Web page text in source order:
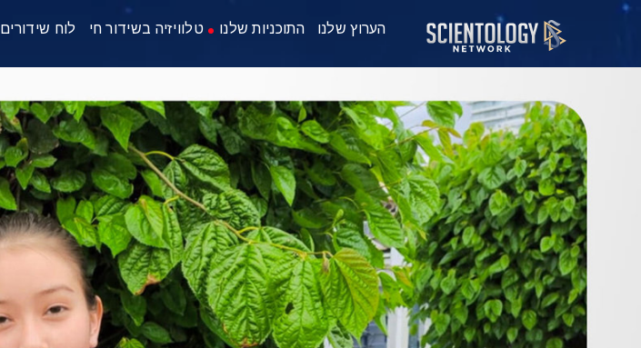
הערוץ שלנו התוכניות שלנו טלוויזיה בשידור חי לוח שידורים